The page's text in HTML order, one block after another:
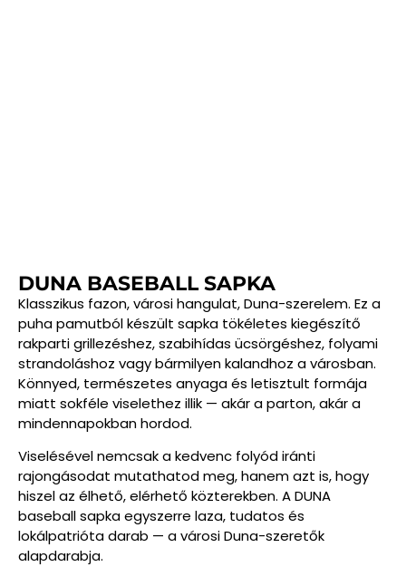
DUNA BASEBALL SAPKA
Klasszikus fazon, városi hangulat, Duna-szerelem. Ez a
puha pamutból készült sapka tökéletes kiegészítő
rakparti grillezéshez, szabihídas ücsörgéshez, folyami
strandoláshoz vagy bármilyen kalandhoz a városban.
Könnyed, természetes anyaga és letisztult formája
miatt sokféle viselethez illik — akár a parton, akár a
mindennapokban hordod.
Viselésével nemcsak a kedvenc folyód iránti
rajongásodat mutathatod meg, hanem azt is, hogy
hiszel az élhető, elérhető közterekben. A DUNA
baseball sapka egyszerre laza, tudatos és
lokálpatrióta darab — a városi Duna-szeretők
alapdarabja.